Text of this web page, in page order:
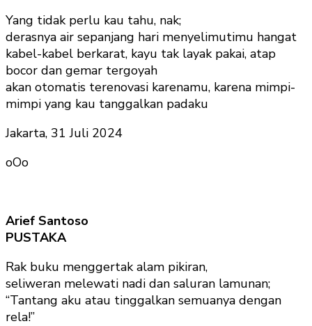
Yang tidak perlu kau tahu, nak;
derasnya air sepanjang hari menyelimutimu hangat
kabel-kabel berkarat, kayu tak layak pakai, atap
bocor dan gemar tergoyah
akan otomatis terenovasi karenamu, karena mimpi-
mimpi yang kau tanggalkan padaku
Jakarta, 31 Juli 2024
oOo
Arief Santoso
PUSTAKA
Rak buku menggertak alam pikiran,
seliweran melewati nadi dan saluran lamunan;
“Tantang aku atau tinggalkan semuanya dengan
rela!”